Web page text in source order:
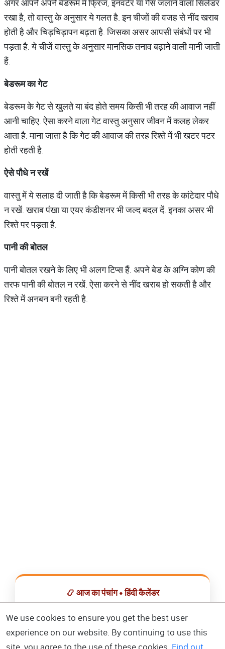
अगर आपने अपने बेडरूम में फ्रिज, इनवर्टर या गैस जलाने वाला सिलेंडर
रखा है, तो वास्तु के अनुसार ये गलत है. इन चीजों की वजह से नींद खराब
होती है और चिड़चिड़ापन बढ़ता है. जिसका असर आपसी संबंधों पर भी
पड़ता है. ये चीजें वास्तु के अनुसार मानसिक तनाव बढ़ाने वाली मानी जाती
हैं.
बेडरूमकागेट
बेडरूम के गेट से खुलते या बंद होते समय किसी भी तरह की आवाज नहीं
आनी चाहिए. ऐसा करने वाला गेट वास्तु अनुसार जीवन में कलह लेकर
आता है. माना जाता है कि गेट की आवाज की तरह रिश्ते में भी खटर पटर
होती रहती है.
ऐसेपौधेनरखें
वास्तु में ये सलाह दी जाती है कि बेडरूम में किसी भी तरह के कांटेदार पौधे
न रखें. खराब पंखा या एयर कंडीशनर भी जल्द बदल दें. इनका असर भी
रिश्ते पर पड़ता है.
पानीकीबोतल
पानी बोतल रखने के लिए भी अलग टिप्स हैं. अपने बेड के अग्नि कोण की
तरफ पानी की बोतल न रखें. ऐसा करने से नींद खराब हो सकती है और
रिश्ते में अनबन बनी रहती है.
📿 आज का पंचांग • हिंदी कैलेंडर
📅 हिंदी कैलेंडर ऐप डाउनलोड करें
We use cookies to ensure you get the best user
experience on our website. By continuing to use this